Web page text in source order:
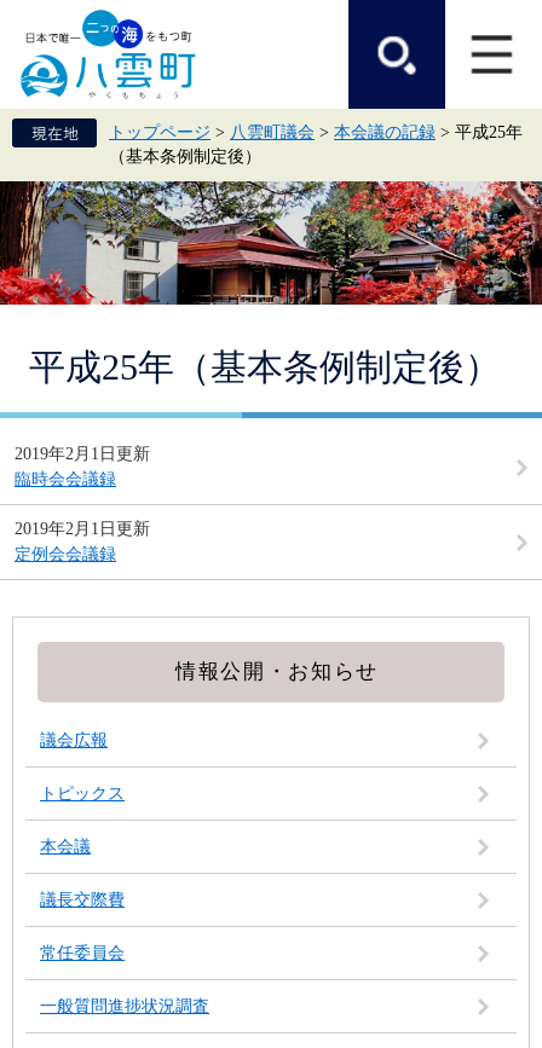
頭
で
飛
ば
て
本
文
へ
トップページ > 八雲町議会 > 本会議の記録 > 平成25年
（基本条例制定後）
平成25年（基本条例制定後）
2019年2月1日更新
臨時会会議録
2019年2月1日更新
定例会会議録
情報公開・お知らせ
議会広報
トピックス
本会議
議長交際費
常任委員会
一般質問進捗状況調査